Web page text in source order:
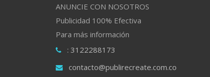
ANUNCIE CON NOSOTROS
Publicidad 100% Efectiva
Para más información
: 3122288173
contacto@publirecreate.com.co